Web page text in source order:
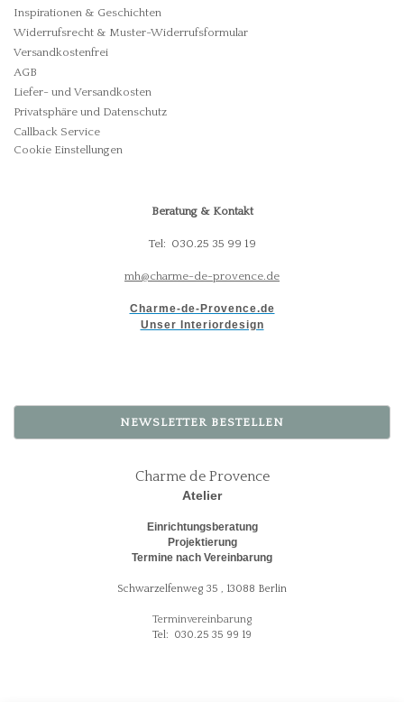
Inspirationen & Geschichten
Widerrufsrecht & Muster-Widerrufsformular
Versandkostenfrei
AGB
Liefer- und Versandkosten
Privatsphäre und Datenschutz
Callback Service
Cookie Einstellungen
Beratung & Kontakt
Tel: 030.25 35 99 19
mh@charme-de-provence.de
Charme-de-Provence.de
Unser Interiordesign
NEWSLETTER BESTELLEN
Charme de Provence
Atelier
Einrichtungsberatung
Projektierung
Termine nach Vereinbarung
Schwarzelfenweg 35 , 13088 Berlin
Terminvereinbarung
Tel: 030.25 35 99 19